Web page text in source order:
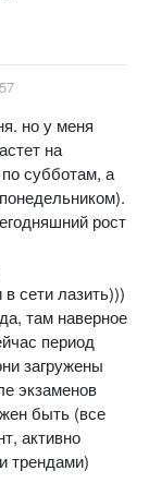
но у меня
на
субботам, а
рост
сети лазить)))
там наверное
период
загружены
экзаменов
быть (все
активно
трендами)